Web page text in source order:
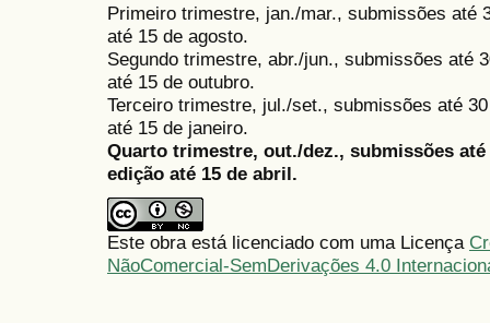
Primeiro trimestre, jan./mar., submissões até
até 15 de agosto.
Segundo trimestre, abr./jun., submissões até
até 15 de outubro.
Terceiro trimestre, jul./set., submissões até
até 15 de janeiro.
Quarto trimestre, out./dez., submissões
edição até 15 de abril.
Este obra está licenciado com uma Licença
NãoComercial-SemDerivações 4.0